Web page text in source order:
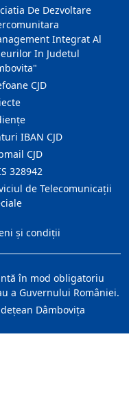
De Dezvoltare
Integrat Al
In Judetul
CJD
IBAN CJD
CJD
328942
de Telecomunicații
și condiții
în mod obligatoriu
a Guvernului României.
Dâmboviţa